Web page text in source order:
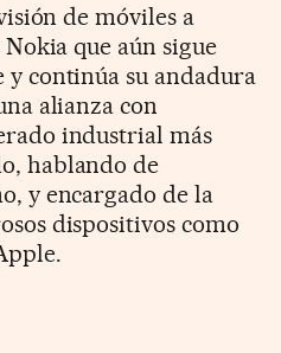
de móviles a
que aún sigue
continúa su andadura
alianza con
industrial más
hablando de
y encargado de la
dispositivos como